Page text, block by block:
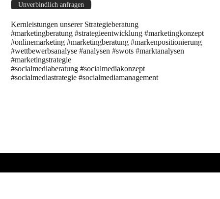
Unverbindlich anfragen
Kernleistungen unserer Strategieberatung
#marketingberatung #strategieentwicklung #marketingkonzept
#onlinemarketing #marketingberatung #markenpositionierung
#wettbewerbsanalyse #analysen #swots #marktanalysen
#marketingstrategie
#socialmediaberatung #socialmediakonzept
#socialmediastrategie #socialmediamanagement